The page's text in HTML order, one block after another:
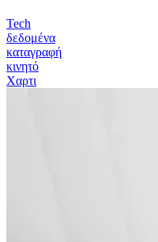
Tech
δεδομένα
καταγραφή
κινητό
Χαρτι